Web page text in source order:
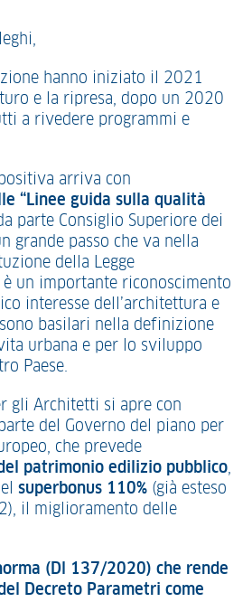
hanno iniziato il 2021
e la ripresa, dopo un 2020
a rivedere programmi e
arriva con
“Linee guida sulla qualità
parte Consiglio Superiore dei
grande passo che va nella
della Legge
è un importante riconoscimento
interesse dell’architettura e
basilari nella definizione
urbana e per lo sviluppo
Paese.
gli Architetti si apre con
del Governo del piano per
che prevede
patrimonio edilizio pubblico,
superbonus 110% (già esteso
il miglioramento delle
(Dl 137/2020) che rende
Decreto Parametri come